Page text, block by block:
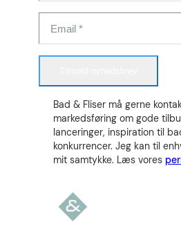
Bad & Fliser må gerne
markedsføring om gode
lanceringer, inspiration til
konkurrencer. Jeg kan til
mit samtykke. Læs vores